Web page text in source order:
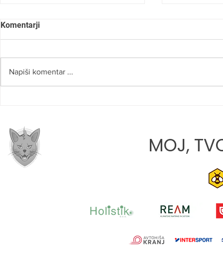
Komentarji
Napiši komentar ...
MOJ,